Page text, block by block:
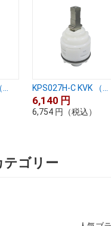
KPS027H-C KVK （...
6,140 円
6,754 円 （税込）
テゴリー